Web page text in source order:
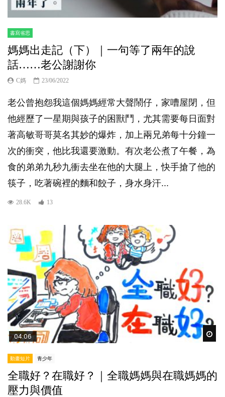
書寫省思
媽媽出走記（下）｜一句等了兩年的說
話……老公謝謝你
C媽 23/06/2022
老公曾抱怨我這個媽媽經常大聲鬧仔，家嘈屋閉，但
他經歷了一星期與孩子的困獸鬥，尤其需要每日面對
著高敏哥哥莫名其妙的爆炸，加上兩兄弟每十分鐘一
次的衝突，他比我還要激動。有次老公煮了午餐，為
食的弟弟九秒九衝去坐在他的大腿上，快手搶了他的
筷子，吃著碗裡的麵和餃子，身水身汗...
28.6K 13
04:06
動畫短片 青少年
全職好？在職好？｜全職媽媽與在職媽媽的
壓力與價值